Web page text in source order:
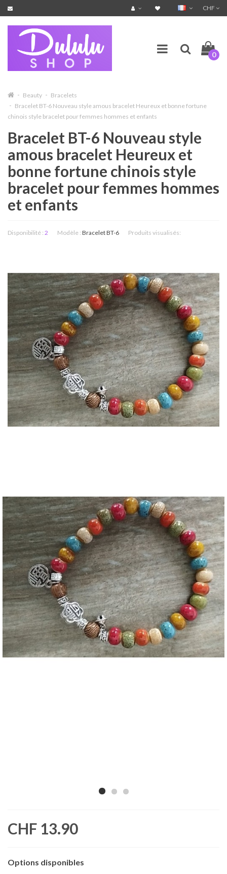
CHF
0
Beauty
Bracelets
Bracelet BT-6 Nouveau style amous bracelet Heureux et bonne fortune
chinois style bracelet pour femmes hommes et enfants
Bracelet BT-6 Nouveau style
amous bracelet Heureux et
bonne fortune chinois style
bracelet pour femmes hommes
et enfants
Disponibilité : 2 Modèle : Bracelet BT-6 Produits visualisés:
CHF 13.90
Options disponibles